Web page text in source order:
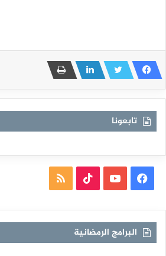
تابعونا
فيسبوكيوتيوب TikTokملخص
RSS
البرامج الرمضانية